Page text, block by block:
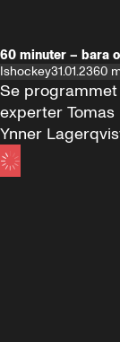
60 minuter – bara
Ishockey31.01.2360
Se
experter
Ynner